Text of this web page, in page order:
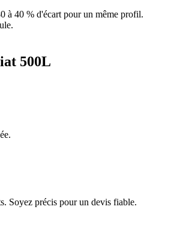
à 40 % d'écart pour un même profil.
500L
Soyez précis pour un devis fiable.